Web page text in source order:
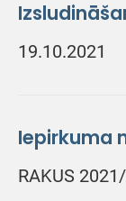
19.10.2021
Iepirkuma
RAKUS